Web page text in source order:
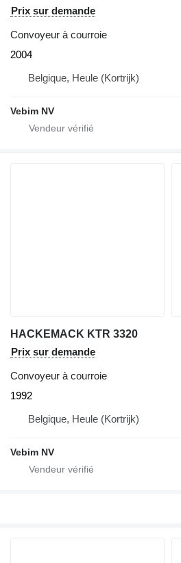
Prix sur demande
Convoyeur à courroie
2004
Belgique, Heule (Kortrijk)
Vebim NV
HACKEMACK KTR 3320
Prix sur demande
Convoyeur à courroie
1992
Belgique, Heule (Kortrijk)
Vebim NV